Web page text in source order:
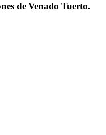
de Venado Tuerto.